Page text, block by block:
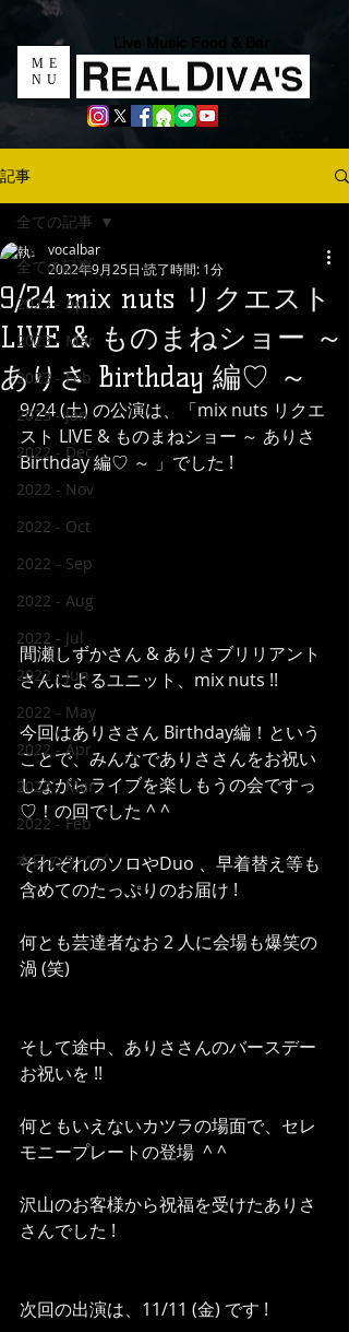
ME
NU
Live Music Food & Bar
記事
全ての記事
2023 - Apr
2023 - Mar
2023 - Feb
2023 - Jan
2022 - Dec
2022 - Nov
2022 - Oct
2022 - Sep
2022 - Aug
2022 - Jul
2022 - Jun
2022 - May
2022 - Apr
2022 - Mar
2022 - Feb
本日のライブ
全ての記事
9/24 mix nuts リクエスト
LIVE & ものまねショー ～
ありさ Birthday 編♡ ～
vocalbar
2022年9月25日 読了時間: 1分
9/24 (土) の公演は、「mix nuts リクエ
スト LIVE & ものまねショー ～ ありさ
Birthday 編♡ ～ 」でした !
間瀬しずかさん & ありさブリリアント
さんによるユニット、mix nuts !!
今回はありささん Birthday編！という
ことで、みんなでありささんをお祝い
しながらライブを楽しもうの会ですっ
♡！の回でした ^ ^
それぞれのソロやDuo 、早着替え等も
含めてのたっぷりのお届け !
何とも芸達者なお 2 人に会場も爆笑の
渦 (笑)
そして途中、ありささんのバースデー
お祝いを !!
何ともいえないカツラの場面で、セレ
モニープレートの登場  ^ ^
沢山のお客様から祝福を受けたありさ
さんでした !
次回の出演は、11/11 (金) です !